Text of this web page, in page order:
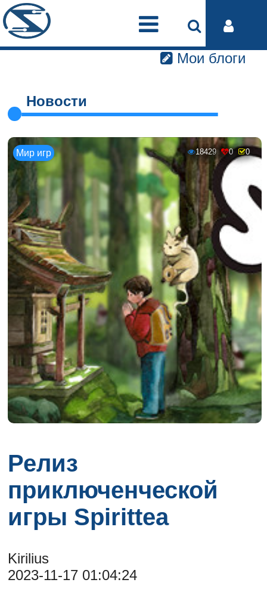
Мои блоги
Новости
Мир игр 18429 0 0
Релиз
приключенческой
игры Spirittea
Kirilius
2023-11-17 01:04:24